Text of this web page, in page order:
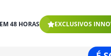
48 HORAS EXCLUSIVOS